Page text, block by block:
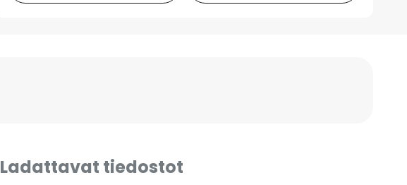
Ladattavat tiedostot